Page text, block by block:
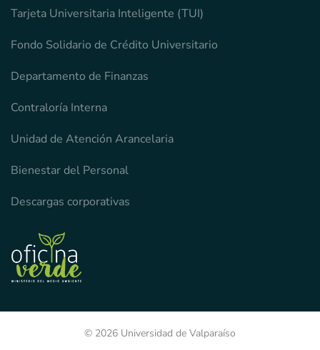
Tarjeta Universitaria Inteligente (TUI)
Fondo Solidario de Crédito Universitario
Departamento de Finanzas
Contraloría Interna
Unidad de Atención Arancelaria
Bienestar del Personal
Descargas corporativas
© 2026 Universidad de Valparaíso